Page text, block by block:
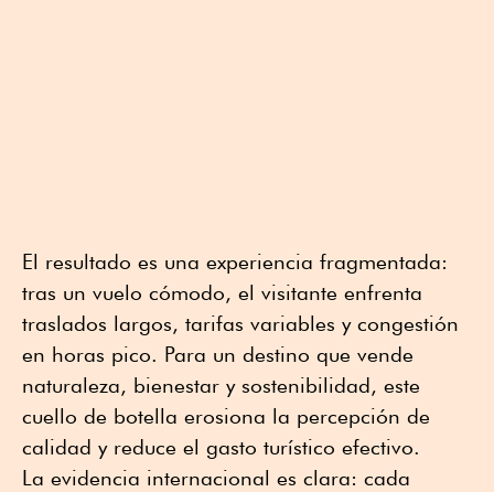
El resultado es una experiencia fragmentada:
tras un vuelo cómodo, el visitante enfrenta
traslados largos, tarifas variables y congestión
en horas pico. Para un destino que vende
naturaleza, bienestar y sostenibilidad, este
cuello de botella erosiona la percepción de
calidad y reduce el gasto turístico efectivo.
La evidencia internacional es clara: cada